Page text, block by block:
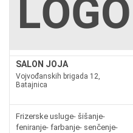
SALON JOJA
Vojvođanskih brigada 12,
Batajnica
Frizerske usluge- šišanje-
feniranje- farbanje- senčenje-